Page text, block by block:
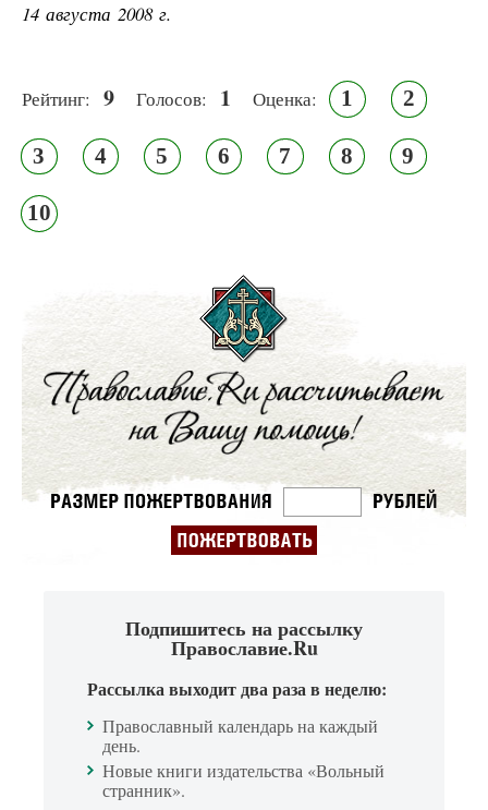
14 августа 2008 г.
Рейтинг: 9 Голосов: 1 Оценка: 1 2
3 4 5 6 7 8 9
10
Подпишитесь на рассылку
Православие.Ru
Рассылка выходит два раза в неделю:
Православный календарь на каждый
день.
Новые книги издательства «Вольный
странник».